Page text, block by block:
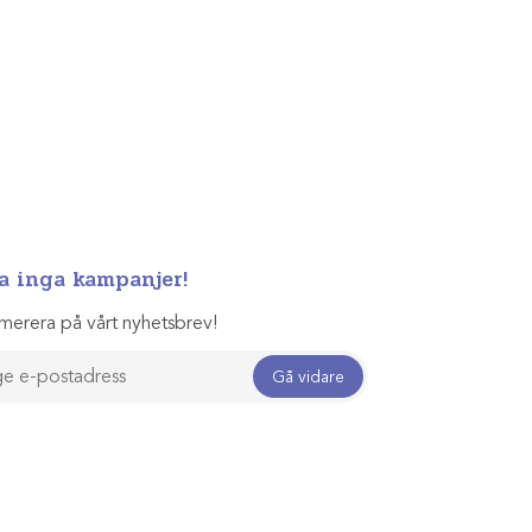
inga kampanjer!
på vårt nyhetsbrev!
Gå vidare